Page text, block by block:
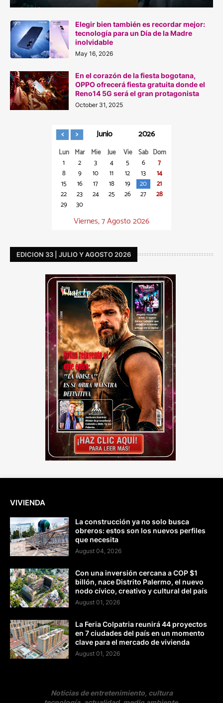
Elegir bien también es recordar mejor:
tecnología para un Día de la Madre
inolvidable
May 16, 2026
En el corazón de la fiesta bogotana,
OPPO ofrecerá fiesta gratuita donde el
Reno14 5G será el gran protagonista
October 31, 2025
Junio 2026
Lun Mar Mie Jue Vie Sab Dom
1
2 3 4 5 6
7
8
9 10 11 12 13
14
15
16 17 18 19 20
21
22
23 24 25 26 27
28
29
30
Viernes, 7 Agosto 2026
EDICION 33 | JULIO Y AGOSTO 2026
VIVIENDA
La construcción ya no solo busca
obreros: estos son los nuevos perfiles
que necesita
August 04, 2026
Con una inversión cercana a COP $1
billón, nace Distrito Palermo, el nuevo
nodo cívico, creativo y cultural del país
August 01, 2026
La Feria Colpatria reunirá 44 proyectos
en 7 ciudades del país en un momento
clave para el mercado de vivienda
August 01, 2026
Noticias de entretenimiento, cultura